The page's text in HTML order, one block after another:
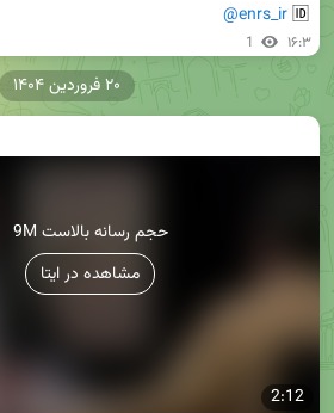
🆔
@enrs_ir
1 ۱۶:۳
2:12
9M حجم رسانه بالاست
مشاهده در ایتا
۲۰ فروردین ۱۴۰۴